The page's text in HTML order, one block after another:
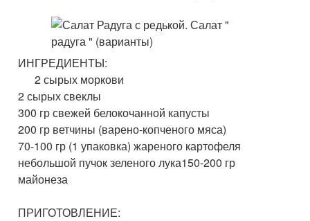
ИНГРЕДИЕНТЫ:
2 сырых моркови
2 сырых свеклы
300 гр свежей белокочанной капусты
200 гр ветчины (варено-копченого мяса)
70-100 гр (1 упаковка) жареного картофеля
небольшой пучок зеленого лука150-200 гр
майонеза
ПРИГОТОВЛЕНИЕ: